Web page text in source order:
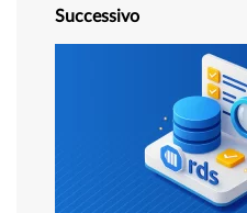
Successivo